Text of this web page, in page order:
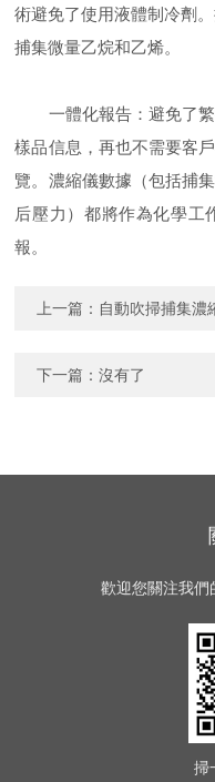
術避免了使用液體制冷劑
捕集微量乙烷和乙烯。
一體化報告：避免了繁
樣品信息，再也不需要客
覽。濃縮儀數據（包括捕
后壓力）都將作為化學工
報。
上一篇： 自動吹掃捕集濃
下一篇：沒有了
歡迎您關注我們
掃